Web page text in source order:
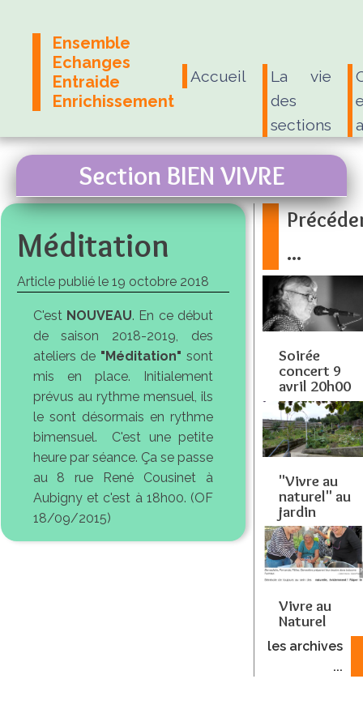
Ensemble
Echanges
Entraide
Enrichissement
Accueil
La vie
des
sections
Section BIEN VIVRE
Méditation
Article publié le 19 octobre 2018
C'est NOUVEAU. En ce début
de saison 2018-2019, des
ateliers de "Méditation" sont
mis en place. Initialement
prévus au rythme mensuel, ils
le sont désormais en rythme
bimensuel. C'est une petite
heure par séance. Ça se passe
au 8 rue René Cousinet à
Aubigny et c'est à 18h00. (OF
18/09/2015)
...
Soirée
concert 9
avril 20h00
"Vivre au
naturel" au
jardin
Vivre au
Naturel
les archives
...